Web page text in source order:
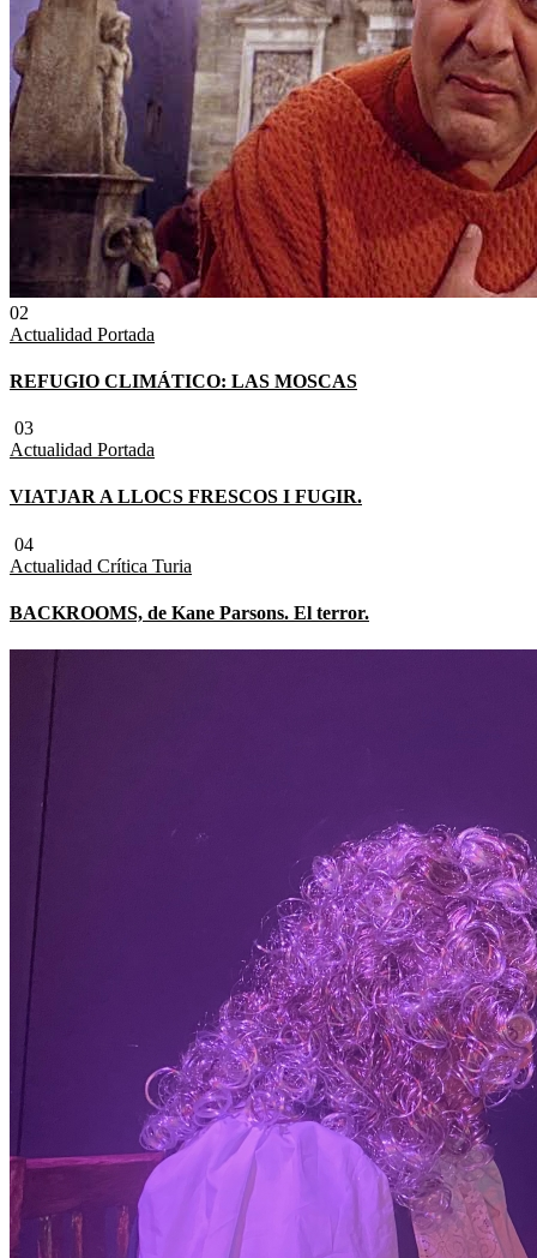
02
Actualidad Portada
REFUGIO CLIMÁTICO: LAS MOSCAS
03
Actualidad Portada
VIATJAR A LLOCS FRESCOS I FUGIR.
04
Actualidad Crítica Turia
BACKROOMS, de Kane Parsons. El terror.